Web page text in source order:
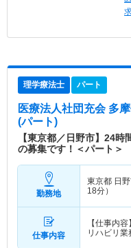
理学療法士 パート
医療法人社団充会 多
(パート)
【東京都／日野市】24
の募集です！＜パート＞
勤務地
東京都 日
18分）
仕事内容
【仕事内
リハビリ業